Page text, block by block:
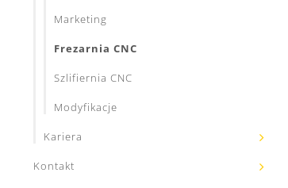
Marketing
Frezarnia CNC
Szlifiernia CNC
Modyfikacje
Kariera
Kontakt